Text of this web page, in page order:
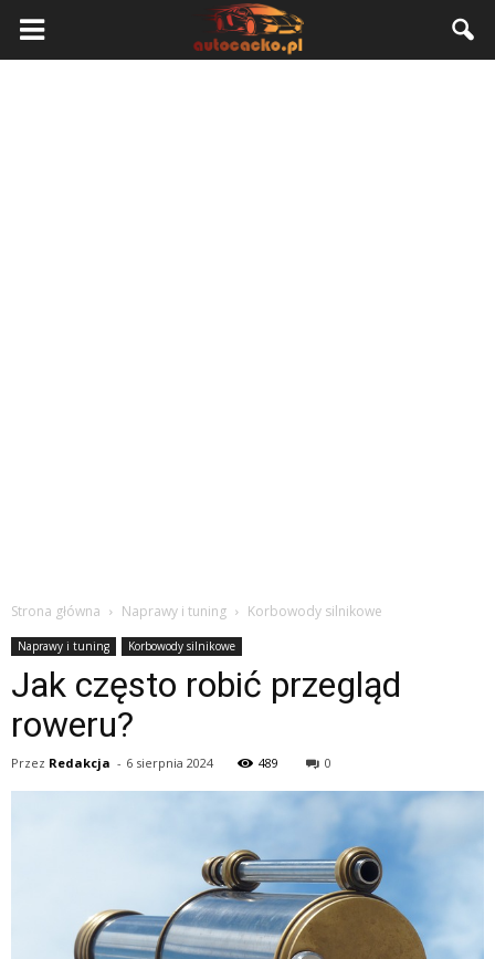
Strona główna Naprawy i tuning Korbowody silnikowe
Naprawy i tuning Korbowody silnikowe
Jak często robić przegląd
roweru?
Przez Redakcja - 6 sierpnia 2024 489 0